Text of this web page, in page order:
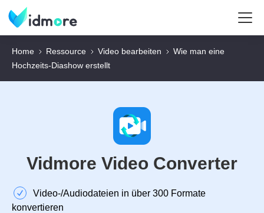
Home Ressource Video bearbeiten
Wie man eine
Hochzeits‑Diashow erstellt
Vidmore Video Converter
Video‑/Audiodateien in über 300 Formate
konvertieren